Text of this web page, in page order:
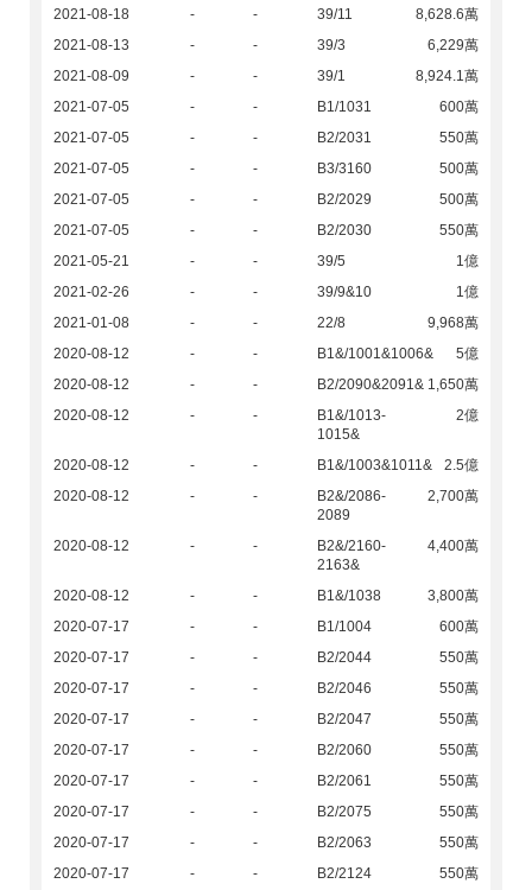
2021-08-18
- - 39/11
8,628.6萬
2021-08-13
- - 39/3
6,229萬
2021-08-09
- - 39/1
8,924.1萬
2021-07-05
- - B1/1031
600萬
2021-07-05
- - B2/2031
550萬
2021-07-05
- - B3/3160
500萬
2021-07-05
- - B2/2029
500萬
2021-07-05
- - B2/2030
550萬
2021-05-21
- - 39/5
1億
2021-02-26
- - 39/9&10
1億
2021-01-08
- - 22/8
9,968萬
2020-08-12
- - B1&/1001&1006&
5億
2020-08-12
- - B2/2090&2091& 1,650萬
2020-08-12
- -
B1&/1013-
1015&
2億
2020-08-12 - - B1&/1003&1011&
2.5億
2020-08-12
- -
B2&/2086-
2089
2,700萬
2020-08-12 - -
B2&/2160-
2163&
4,400萬
2020-08-12 - - B1&/1038
3,800萬
2020-07-17
- - B1/1004
600萬
2020-07-17
- - B2/2044
550萬
2020-07-17
- - B2/2046
550萬
2020-07-17
- - B2/2047
550萬
2020-07-17
- - B2/2060
550萬
2020-07-17
- - B2/2061
550萬
2020-07-17
- - B2/2075
550萬
2020-07-17
- - B2/2063
550萬
2020-07-17
- - B2/2124 550萬